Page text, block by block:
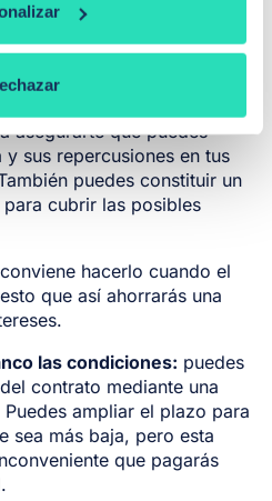
variable, tienes varias
asegurarte que puedes
sus repercusiones en tus
puedes constituir un
cubrir las posibles
hacerlo cuando el
que así ahorrarás una
las condiciones: puedes
contrato mediante una
ampliar el plazo para
sea más baja, pero esta
que pagarás